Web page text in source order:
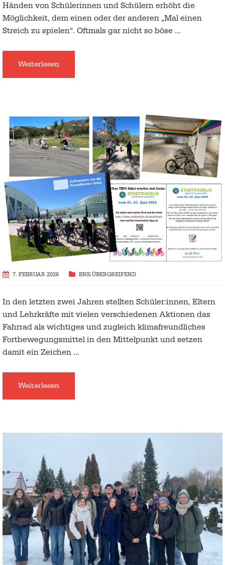
Händen von Schülerinnen und Schülern erhöht die
Möglichkeit, dem einen oder der anderen „Mal einen
Streich zu spielen“. Oftmals gar nicht so böse …
Weiterlesen
7. FEBRUAR 2026 BNE-ÜBERGREIFEND
In den letzten zwei Jahren stellten Schüler:innen, Eltern
und Lehrkräfte mit vielen verschiedenen Aktionen das
Fahrrad als wichtiges und zugleich klimafreundliches
Fortbewegungsmittel in den Mittelpunkt und setzen
damit ein Zeichen …
Weiterlesen